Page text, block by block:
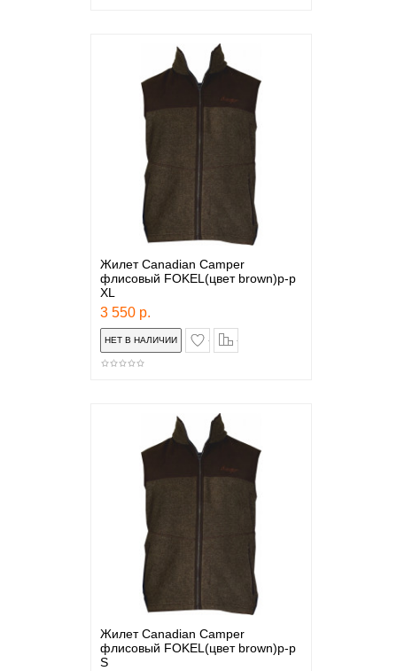
Жилет Canadian Camper
флисовый FOKEL(цвет brown)р-р
XL
3 550 р.
в закладки
Жилет Canadian Camper
флисовый FOKEL(цвет brown)р-р
S